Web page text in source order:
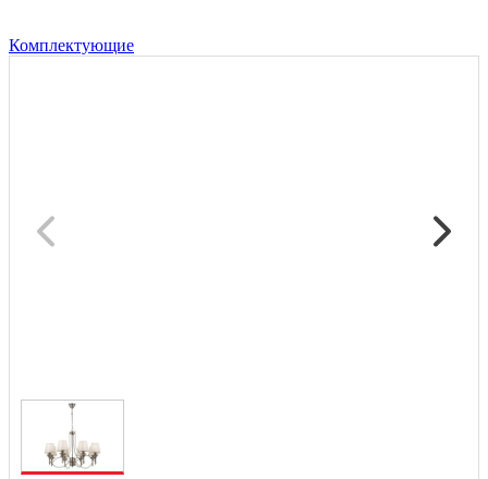
Комплектующие